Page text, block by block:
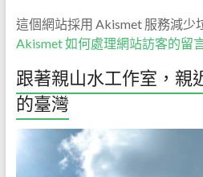
這個網站採用 Akismet 服務減少
Akismet 如何處理網站訪客的留
跟著親山水工作室，親
的臺灣